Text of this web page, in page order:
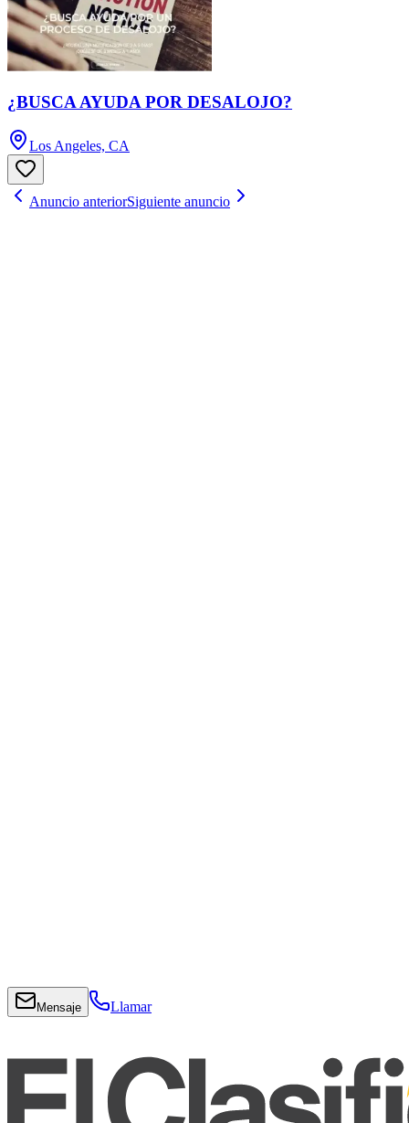
¿BUSCA AYUDA POR DESALOJO?
Los Angeles, CA
Anuncio anteriorSiguiente anuncio
Mensaje Llamar